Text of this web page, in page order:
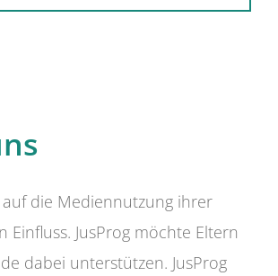
die Mediennutzung ihrer
Einfluss. JusProg möchte Eltern
dabei unterstützen. JusProg